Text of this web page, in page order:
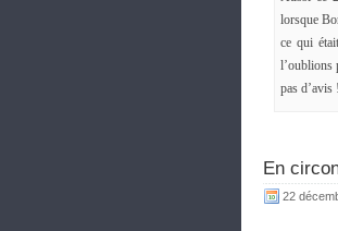
lorsque
ce qui
l’oublions
pas d’avis !
En
22